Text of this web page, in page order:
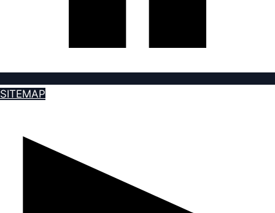
SITEMAP